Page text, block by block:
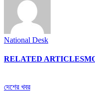
National Desk
RELATED ARTICLES
দেশের খবর